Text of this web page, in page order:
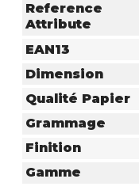
Reference
Attribute
EAN13
Dimension
Qualité Papier
Grammage
Finition
Gamme